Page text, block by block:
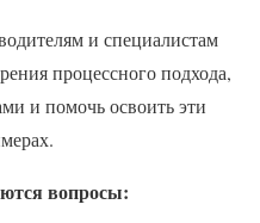
и специалистам
процессного подхода,
и помочь освоить эти
вопросы: